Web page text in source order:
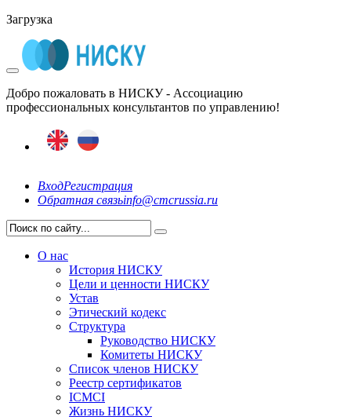
Загрузка
Добро пожаловать в НИСКУ - Ассоциацию
профессиональных консультантов по управлению!
ВходРегистрация
Обратная связьinfo@cmcrussia.ru
О нас
История НИСКУ
Цели и ценности НИСКУ
Устав
Этический кодекс
Структура
Руководство НИСКУ
Комитеты НИСКУ
Список членов НИСКУ
Реестр сертификатов
ICMCI
Жизнь НИСКУ